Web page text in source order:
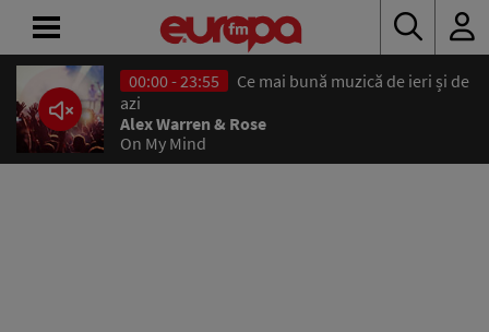
00:00 - 23:55
Ce mai bună muzică de ieri și de
azi
Alex Warren & Rose
On My Mind
ACASĂ
ȘTIRI